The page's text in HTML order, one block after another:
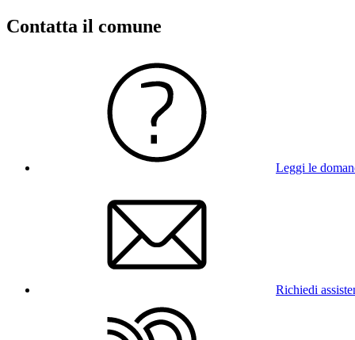
Contatta il comune
Leggi le
Richiedi